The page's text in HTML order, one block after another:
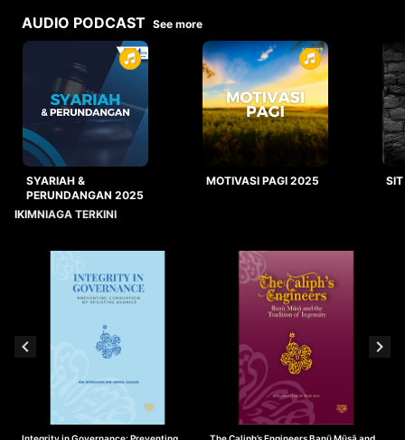
AUDIO PODCAST See more
SYARIAH &
PERUNDANGAN 2025
MOTIVASI PAGI 2025
IKIMNIAGA TERKINI